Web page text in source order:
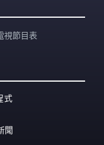
視節目表
式
聞